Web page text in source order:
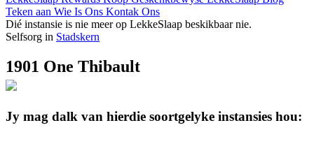
Teken aan Wie Is Ons Kontak Ons
Dié instansie is nie meer op LekkeSlaap beskikbaar nie.
Selfsorg in Stadskern
1901 One Thibault
Jy mag dalk van hierdie soortgelyke instansies hou: